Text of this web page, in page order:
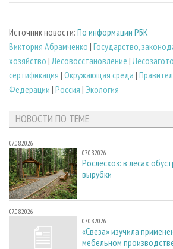
Источник новости: По информации РБК
Виктория Абрамченко | Государство,
хозяйство | Лесовосстановление |
сертификация | Окружающая среда |
Федерации | Россия | Экология
НОВОСТИ ПО ТЕМЕ
07.08.2026
07.08.2026
Рослесхоз: в лесах
вырубки
07.08.2026
07.08.2026
«Свеза» изучила
мебельном